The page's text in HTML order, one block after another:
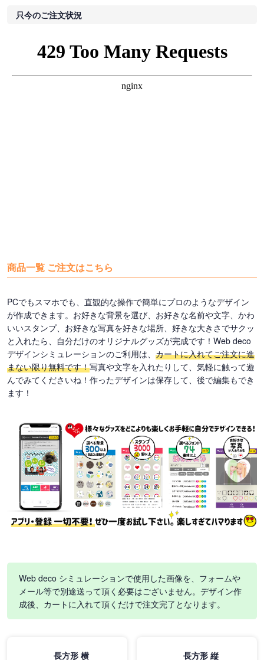
只今のご注文状況
商品一覧 ご注文はこちら
PCでもスマホでも、直観的な操作で簡単にプロのようなデザイン
が作成できます。お好きな背景を選び、お好きな名前や文字、かわ
いいスタンプ、お好きな写真を好きな場所、好きな大きさでサクッ
と入れたら、自分だけのオリジナルグッズが完成です！Web deco
デザインシミュレーションのご利用は、 カートに入れてご注文に進
まない限り無料です！写真や文字を入れたりして、気軽に触って遊
んでみてくださいね！作ったデザインは保存して、後で編集もでき
ます！
Web deco シミュレーションで使用した画像を、フォームや
メール等で別途送って頂く必要はございません。デザイン作
成後、カートに入れて頂くだけで注文完了となります。
長方形 横 長方形 縦